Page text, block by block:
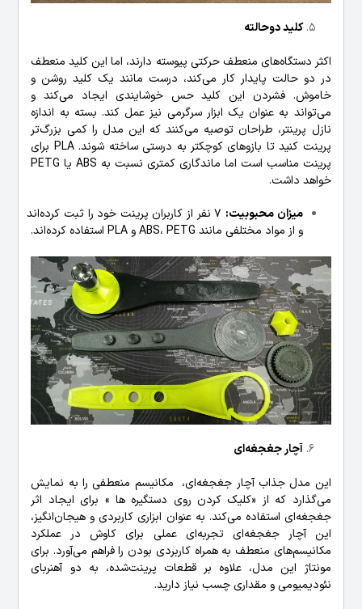
کلید دوحالته
اکثر دستگاه‌های منعطف حرکتی پیوسته دارند، اما این کلید منعطف
در دو حالت پایدار کار می‌کند، درست مانند یک کلید روشن و
خاموش. فشردن این کلید حس خوشایندی ایجاد می‌کند و
می‌تواند به عنوان یک ابزار سرگرمی نیز عمل کند. بسته به اندازه
نازل پرینتر، طراحان توصیه می‌کنند که این مدل را کمی بزرگ‌تر
پرینت کنید تا بازوهای کوچکتر به درستی ساخته شوند. PLA برای
پرینت مناسب است اما ماندگاری کمتری نسبت به ABS یا PETG
خواهد داشت.
میزان محبوبیت:
7 نفر از کاربران پرینت خود را ثبت کرده‌اند
و از مواد مختلفی مانند ABS، PETG و PLA استفاده کرده‌اند.
آچار جغجغه‌ای
این مدل جذاب آچار جغجغه‌ای، مکانیسم منعطفی را به نمایش
می‌گذارد که از «کلیک کردن روی دستگیره ها » برای ایجاد اثر
جغجغه‌ای استفاده می‌کند. به عنوان ابزاری کاربردی و هیجان‌انگیز،
این آچار جغجغه‌ای تجربه‌ای عملی برای کاوش در عملکرد
مکانیسم‌های منعطف به همراه کاربردی بودن را فراهم می‌آورد. برای
مونتاژ این مدل، علاوه بر قطعات پرینت‌شده، به دو آهنربای
نئودیمیومی و مقداری چسب نیاز دارید.